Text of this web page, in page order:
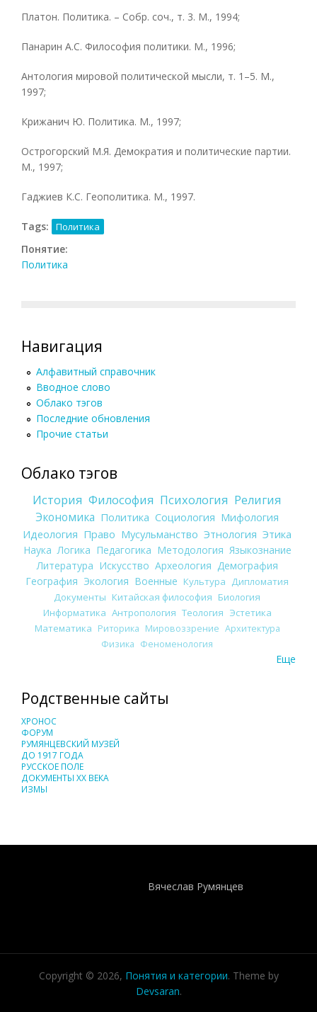
Платон. Политика. – Собр. соч., т. 3. М., 1994;
Панарин А.С. Философия политики. М., 1996;
Антология мировой политической мысли, т. 1–5. М.,
1997;
Крижанич Ю. Политика. М., 1997;
Острогорский М.Я. Демократия и политические партии.
М., 1997;
Гаджиев К.С. Геополитика. М., 1997.
Tags: Политика
Понятие:
Политика
Навигация
Алфавитный справочник
Вводное слово
Облако тэгов
Последние обновления
Прочие статьи
Облако тэгов
История Философия Психология Религия
Экономика Политика Социология Мифология
Идеология Право Мусульманство Этнология Этика
Наука Логика Педагогика Методология Языкознание
Литература Искусство Археология Демография
География Экология Военные Культура
Дипломатия
Документы Китайская философия Биология
Информатика Антропология Теология Эстетика
Математика Риторика Мировоззрение Архитектура
Физика Феноменология
Еще
Родственные сайты
ХРОНОС
ФОРУМ
РУМЯНЦЕВСКИЙ МУЗЕЙ
ДО 1917 ГОДА
РУССКОЕ ПОЛЕ
ДОКУМЕНТЫ XX ВЕКА
ИЗМЫ
Вячеслав Румянцев
Copyright © 2026, Понятия и категории. Theme by
Devsaran.